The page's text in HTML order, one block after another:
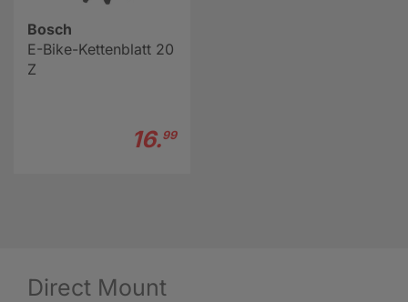
Bosch
E-Bike-Kettenblatt 20
Z
16.99
Direct Mount